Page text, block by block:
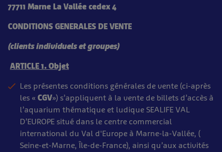
77711 Marne La Vallée cedex 4
CONDITIONS GENERALES DE VENTE
(clients individuels et groupes)
ARTICLE 1. Objet
Les présentes conditions générales de vente (ci-après
les « CGV») s’appliquent à la vente de billets d’accès à
l’aquarium thématique et ludique SEALIFE VAL
D’EUROPE situé dans le centre commercial
international du Val d'Europe à Marne-la-Vallée, (
Seine-et-Marne, Île-de-France), ainsi qu’aux activités